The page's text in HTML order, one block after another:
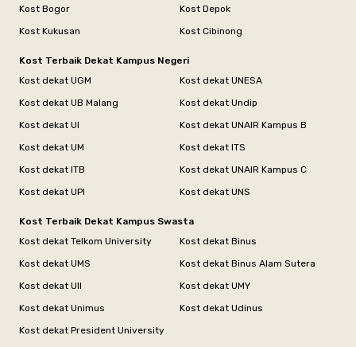
Kost Bogor
Kost Depok
Kost Kukusan
Kost Cibinong
Kost Terbaik Dekat Kampus Negeri
Kost dekat UGM
Kost dekat UNESA
Kost dekat UB Malang
Kost dekat Undip
Kost dekat UI
Kost dekat UNAIR Kampus B
Kost dekat UM
Kost dekat ITS
Kost dekat ITB
Kost dekat UNAIR Kampus C
Kost dekat UPI
Kost dekat UNS
Kost Terbaik Dekat Kampus Swasta
Kost dekat Telkom University
Kost dekat Binus
Kost dekat UMS
Kost dekat Binus Alam Sutera
Kost dekat UII
Kost dekat UMY
Kost dekat Unimus
Kost dekat Udinus
Kost dekat President University